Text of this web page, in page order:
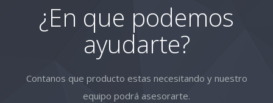
¿En que podemos
ayudarte?
Contanos que producto estas necesitando y nuestro
equipo podrá asesorarte.